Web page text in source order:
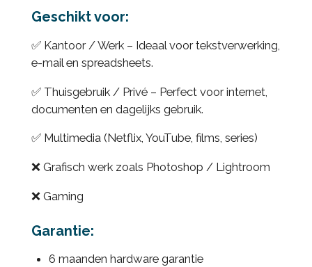
Geschikt voor:
✅ Kantoor / Werk – Ideaal voor tekstverwerking,
e-mail en spreadsheets.
✅ Thuisgebruik / Privé – Perfect voor internet,
documenten en dagelijks gebruik.
✅ Multimedia (Netflix, YouTube, films, series)
❌ Grafisch werk zoals Photoshop / Lightroom
❌ Gaming
Garantie:
6 maanden hardware garantie